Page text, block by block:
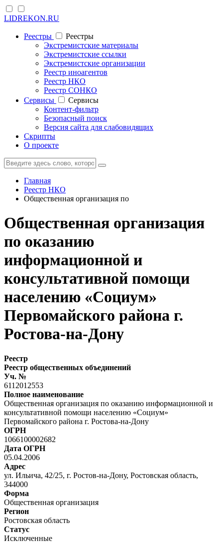
LIDREKON.RU
Реестры
Реестры
Экстремистские материалы
Экстремистские ссылки
Экстремистские организации
Реестр иноагентов
Реестр НКО
Реестр СОНКО
Cервисы
Cервисы
Контент-фильтр
Безопасный поиск
Версия сайта для слабовидящих
Скрипты
О проекте
Главная
Реестр НКО
Общественная организация по
Общественная организация
по оказанию
информационной и
консультативной помощи
населению «Социум»
Первомайского района г.
Ростова-на-Дону
Реестр
Реестр общественных объединений
Уч. №
6112012553
Полное наименование
Общественная организация по оказанию информационной и
консультативной помощи населению «Социум»
Первомайского района г. Ростова-на-Дону
ОГРН
1066100002682
Дата ОГРН
05.04.2006
Адрес
ул. Ильича, 42/25, г. Ростов-на-Дону, Ростовская область,
344000
Форма
Общественная организация
Регион
Ростовская область
Статус
Исключенные